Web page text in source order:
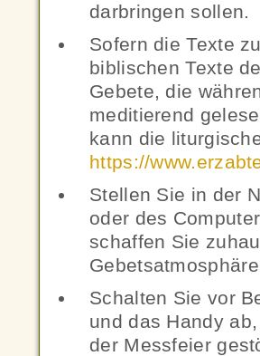
darbringen sollen.
Sofern die Texte
biblischen Texte
Gebete, die
meditierend
kann die
https://
Stellen Sie in der
oder des
schaffen Sie
Schalten Sie vor
und das Handy
der Messfeier